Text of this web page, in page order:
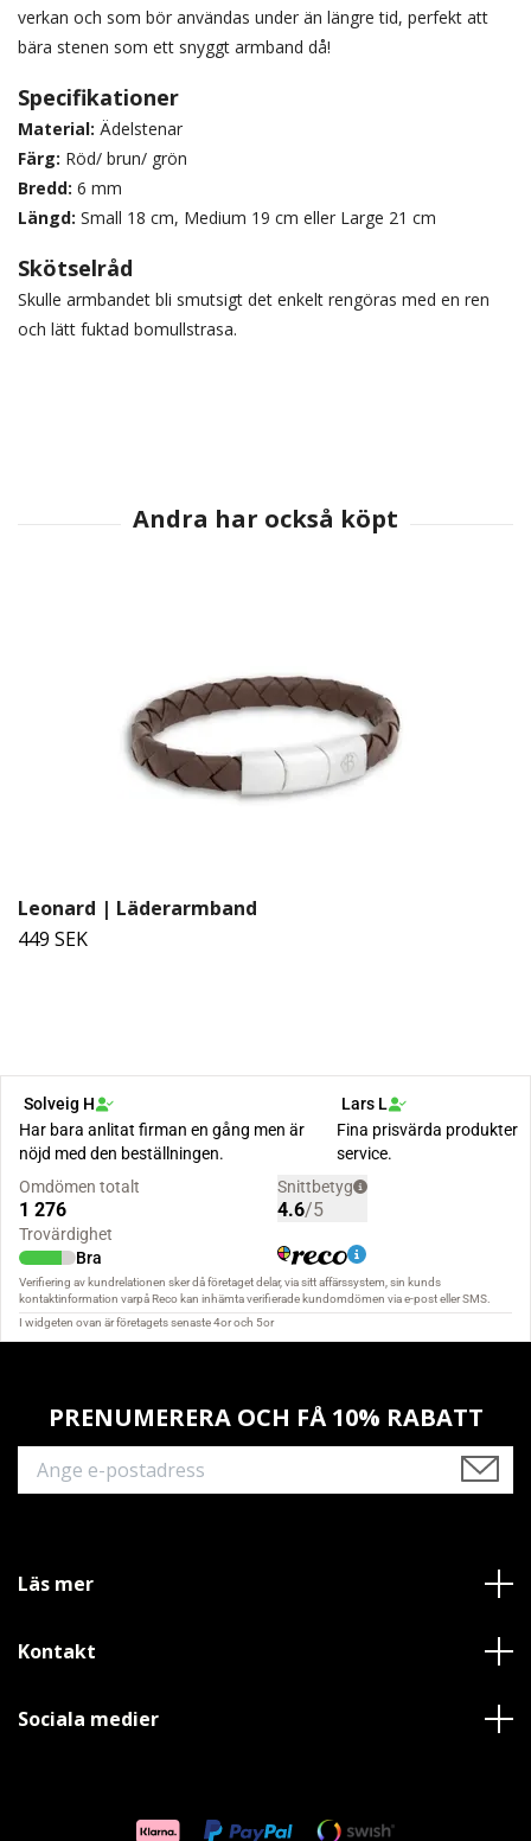
verkan och som bör användas under än längre tid, perfekt att
bära stenen som ett snyggt armband då!
Specifikationer
Material: Ädelstenar
Färg: Röd/ brun/ grön
Bredd: 6 mm
Längd: Small 18 cm, Medium 19 cm eller Large 21 cm
Skötselråd
Skulle armbandet bli smutsigt det enkelt rengöras med en ren
och lätt fuktad bomullstrasa.
Leonard | Läderarmband
449 SEK
PRENUMERERA OCH FÅ 10% RABATT
Läs mer
Kontakt
Sociala medier